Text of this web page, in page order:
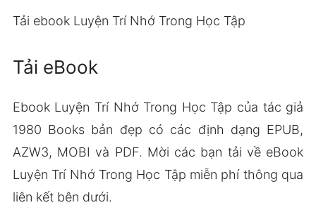
Tải ebook Luyện Trí Nhớ Trong Học Tập
Tải eBook
Ebook Luyện Trí Nhớ Trong Học Tập của tác giả
1980 Books bản đẹp có các định dạng EPUB,
AZW3, MOBI và PDF. Mời các bạn tải về eBook
Luyện Trí Nhớ Trong Học Tập miễn phí thông qua
liên kết bên dưới.